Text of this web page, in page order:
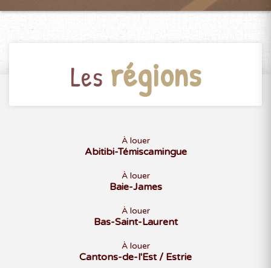
Les régions
À louer
Abitibi-Témiscamingue
À louer
Baie-James
À louer
Bas-Saint-Laurent
À louer
Cantons-de-l'Est / Estrie